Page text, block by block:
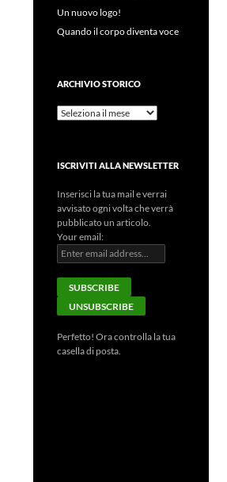
Un nuovo logo!
Quando il corpo diventa voce
ARCHIVIO STORICO
Archivio
ISCRIVITI ALLA NEWSLETTER
Inserisci la tua mail e verrai
avvisato ogni volta che verrà
pubblicato un articolo.
Your email:
Perfetto! Ora controlla la tua
casella di posta.